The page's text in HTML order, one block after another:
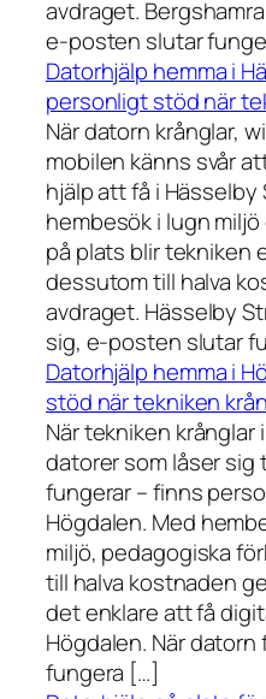
avdraget.
e-posten slutar
Datorhjälp hemma i
personligt stöd när
När datorn krånglar,
mobilen känns svår
hjälp att få i Hässelby
hembesök i lugn
på plats blir tekniken
dessutom till halva
avdraget. Hässelby
sig, e-posten slutar
Datorhjälp hemma i
stöd när tekniken
När tekniken krånglar
datorer som låser sig
fungerar – finns
Högdalen. Med
miljö, pedagogiska
till halva kostnaden
det enklare att få
Högdalen. När
fungera […]